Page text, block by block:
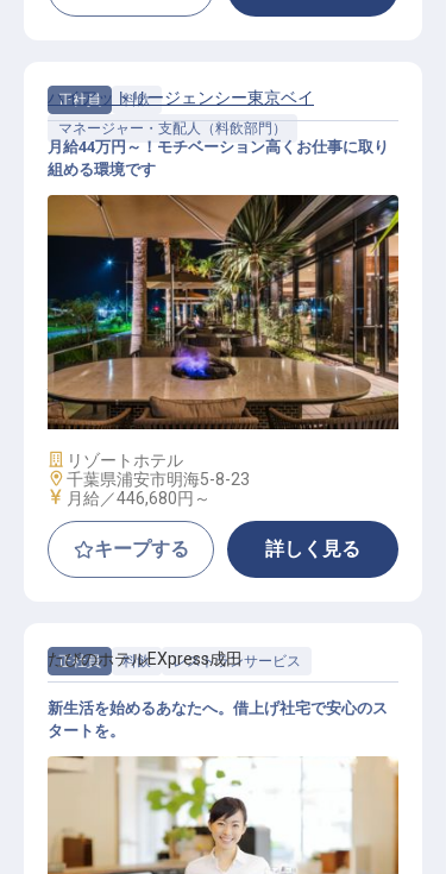
正社員
料飲
マネージャー・支配人（料飲部門）
バーテンダーマネージャー
ハイアットリージェンシー東京ベイ
月給44万円～！モチベーション高くお仕事に取り
組める環境です
施設業態
リゾートホテル
勤務地
千葉県浦安市明海5-8-23
給与
月給／446,680円～
キープする 詳しく見る
正社員 料飲 レストランサービス
たびのホテルEXpress成田
新生活を始めるあなたへ。借上げ社宅で安心のス
タートを。